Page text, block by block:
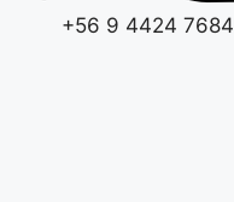
+56 9 4424 7684